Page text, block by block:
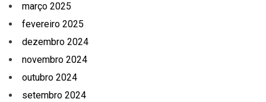
março 2025
fevereiro 2025
dezembro 2024
novembro 2024
outubro 2024
setembro 2024